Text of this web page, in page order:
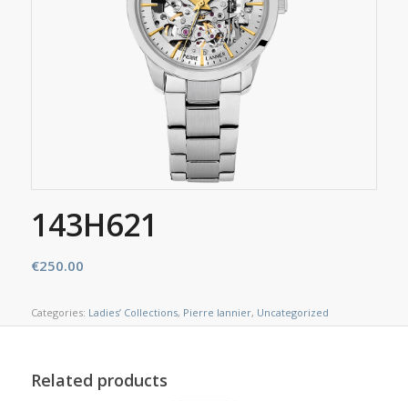
143H621
€250.00
Categories: Ladies’ Collections, Pierre lannier, Uncategorized
Related products